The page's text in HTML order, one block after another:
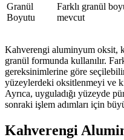
Granül
Boyutu
Farklı granül
mevcut
Kahverengi aluminyum oksit,
granül formunda kullanılır.
gereksinimlerine göre
yüzeylerdeki oksitlenmeyi ve
Ayrıca, uyguladığı yüzeyde
sonraki işlem adımları için
Kahverengi